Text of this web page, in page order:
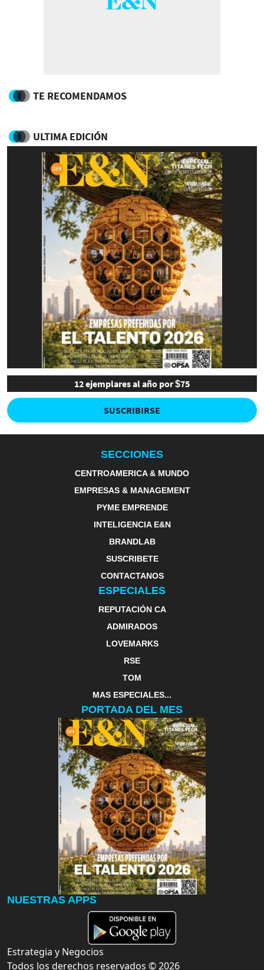
TE RECOMENDAMOS
ULTIMA EDICIÓN
12 ejemplares al año por $75
SUSCRIBIRSE
SECCIONES
CENTROAMERICA & MUNDO
EMPRESAS & MANAGEMENT
PYME EMPRENDE
INTELIGENCIA E&N
BRANDLAB
SUSCRIBETE
CONTACTANOS
ESPECIALES
REPUTACIÓN CA
ADMIRADOS
LOVEMARKS
RSE
TOM
MAS ESPECIALES...
PORTADA DEL MES
NUESTRAS APPS
Estrategia y Negocios
Todos los derechos reservados ©2026